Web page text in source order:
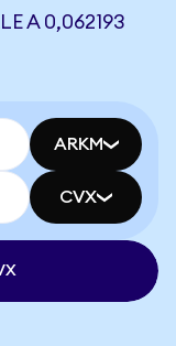
A 0,062193
ARKM
CVX